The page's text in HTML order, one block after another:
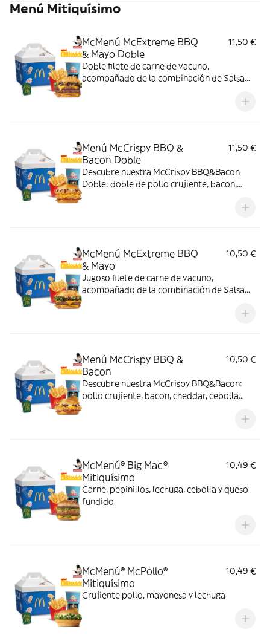
Menú Mitiquísimo
McMenú McExtreme BBQ
& Mayo Doble
11,50 €
Doble filete de carne de vacuno,
acompañado de la combinación de Salsa
doble de cheddar, lechuga fresca y tiras de
Menú McCrispy BBQ &
Bacon Doble
11,50 €
Descubre nuestra McCrispy BBQ&Bacon
Doble: doble de pollo crujiente, bacon,
McMenú McExtreme BBQ
& Mayo
10,50 €
Jugoso filete de carne de vacuno,
acompañado de la combinación de Salsa
doble de cheddar, lechuga fresca y tiras de
Menú McCrispy BBQ &
Bacon
10,50 €
Descubre nuestra McCrispy BBQ&Bacon:
pollo crujiente, bacon, cheddar, cebolla
harina de trigo con copos de patata. ¡Sabor
McMenú® Big Mac®
Mitiquísimo
10,49 €
Carne, pepinillos, lechuga, cebolla y queso
fundido
McMenú® McPollo®
Mitiquísimo
10,49 €
Crujiente pollo, mayonesa y lechuga